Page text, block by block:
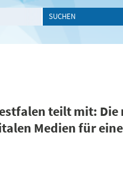
teilt mit: Die
Medien für